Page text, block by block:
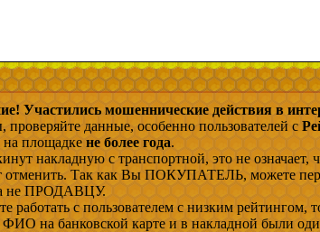
Участились мошеннические действия в
проверяйте данные, особенно пользователей с
на площадке не более года.
накладную с транспортной, это не означает,
отменить. Так как Вы ПОКУПАТЕЛЬ, можете
ПРОДАВЦУ.
работать с пользователем с низким рейтингом,
ФИО на банковской карте и в накладной были